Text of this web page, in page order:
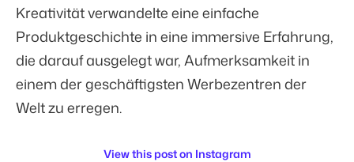
Kreativität verwandelte eine einfache
Produktgeschichte in eine immersive Erfahrung,
die darauf ausgelegt war, Aufmerksamkeit in
einem der geschäftigsten Werbezentren der
Welt zu erregen.
View this post on Instagram